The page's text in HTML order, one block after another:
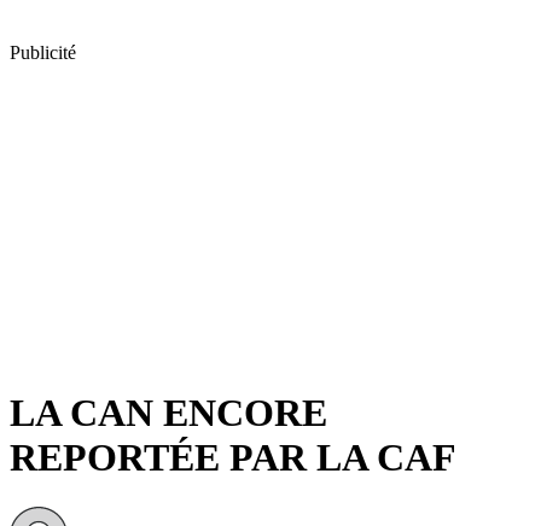
Publicité
LA CAN ENCORE
REPORTÉE PAR LA CAF